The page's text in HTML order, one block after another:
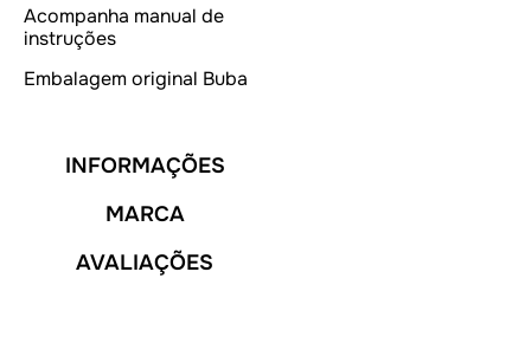
INFORMAÇÕES
MARCA
AVALIAÇÕES
Acompanha manual de
instruções
Embalagem original Buba